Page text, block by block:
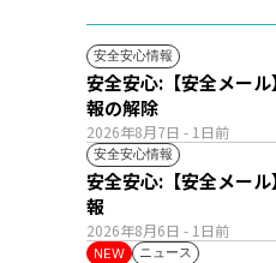
安全安心情報
2026年8月7日 - 1日前
安全安心:【安全メー
報の解除
安全安心情報
2026年8月6日 - 1日前
安全安心:【安全メー
報
NEW ニュース